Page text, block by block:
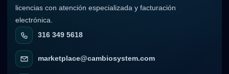
licencias con atención especializada y facturación
electrónica.
316 349 5618
marketplace@cambiosystem.com